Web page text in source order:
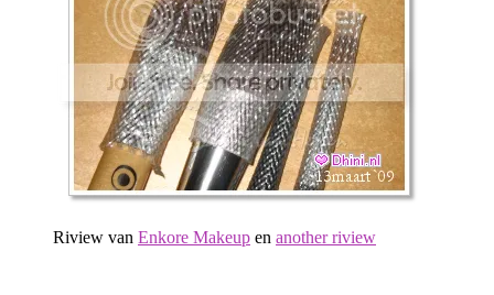
Riview van Enkore Makeup en another riview